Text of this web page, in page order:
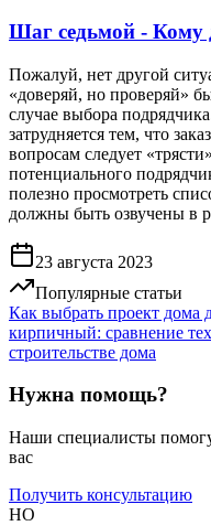
Шаг седьмой - Кому
Пожалуй, нет другой
«доверяй, но проверяй»
случае выбора
затрудняется тем, что
вопросам следует
потенциального
полезно просмотреть
должны быть озвучены в
23 августа 2023
Популярные статьи
Как выбрать проект дома
кирпичный: сравнение
строительстве дома
Нужна помощь?
Наши специалисты
вас
Получить консультацию
HO